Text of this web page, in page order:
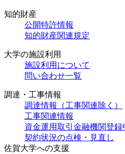
知的財産
公開特許情報
知的財産関連規定
大学の施設利用
施設利用について
問い合わせ一覧
調達・工事情報
調達情報（工事関連除く）
工事関連情報
資金運用取引金融機関登録
契約状況の点検・見直し
佐賀大学への支援